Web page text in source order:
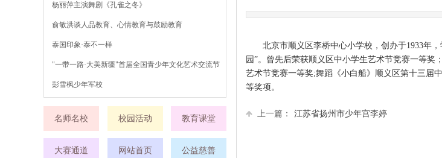
北京市顺义区李桥中心小学校，创办于1933年，
园”。曾先后荣获顺义区中小学生艺术节竞赛一等
艺术节竞赛一等奖;舞蹈《小白船》顺义区第十三届
等奖项。
上一篇： 江苏省扬州市少年宫李婷
杨丽萍主演舞剧《孔雀之冬》
俞敏洪谈人品教育、心情教育与鼓励教育
泰国印象·泰不一样
"一带一路·大美新疆"首届全国青少年文化艺术交流节
彭雪枫少年军校
校园活动
名师名校 教育课堂
大赛通道 公益慈善
网站首页